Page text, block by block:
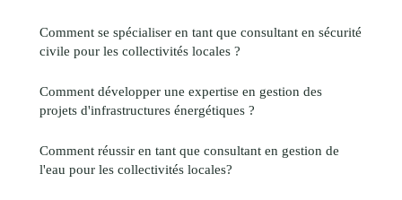
Comment se spécialiser en tant que consultant en sécurité
civile pour les collectivités locales ?
Comment développer une expertise en gestion des
projets d'infrastructures énergétiques ?
Comment réussir en tant que consultant en gestion de
l'eau pour les collectivités locales?